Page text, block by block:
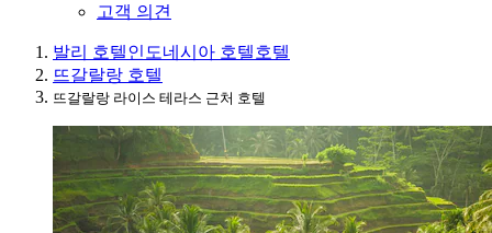
고객 의견
발리 호텔인도네시아 호텔호텔
뜨갈랄랑 호텔
뜨갈랄랑 라이스 테라스 근처 호텔